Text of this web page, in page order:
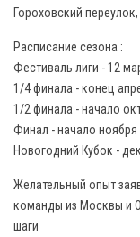
Гороховский
Расписание сезона :
Фестиваль лиги - 12
1/4 финала - конец
1/2 финала - начало
Финал - начало ноября
Новогодний Кубок -
Желательный опыт
команды из Москвы и
шаги